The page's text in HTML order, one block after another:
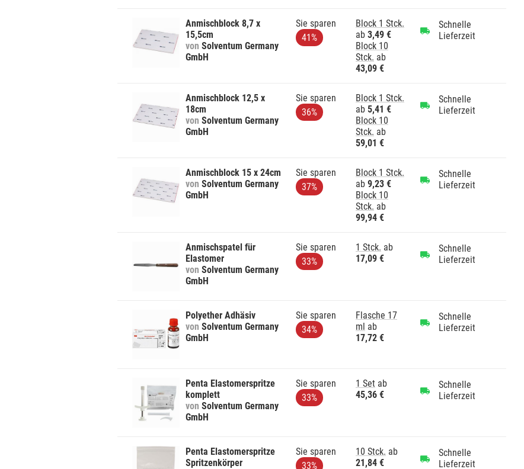
Anmischblock 8,7 x
15,5cm
von Solventum Germany
GmbH
Sie sparen
41%
Block 1 Stck.
ab 3,49 €
Block 10
Stck. ab
43,09 €
Schnelle
Lieferzeit
Anmischblock 12,5 x
18cm
von Solventum Germany
GmbH
Sie sparen
36%
Block 1 Stck.
ab 5,41 €
Block 10
Stck. ab
59,01 €
Schnelle
Lieferzeit
Anmischblock 15 x 24cm
von Solventum Germany
GmbH
Sie sparen
37%
Block 1 Stck.
ab 9,23 €
Block 10
Stck. ab
99,94 €
Schnelle
Lieferzeit
Anmischspatel für
Elastomer
von Solventum Germany
GmbH
Sie sparen
33%
1 Stck. ab
17,09 €
Schnelle
Lieferzeit
Polyether Adhäsiv
von Solventum Germany
GmbH
Sie sparen
34%
Flasche 17
ml ab
17,72 €
Schnelle
Lieferzeit
Penta Elastomerspritze
komplett
von Solventum Germany
GmbH
Sie sparen
33%
1 Set ab
45,36 €
Schnelle
Lieferzeit
Penta Elastomerspritze
Spritzenkörper
Sie sparen
33%
10 Stck. ab
21,84 €
Schnelle
Lieferzeit